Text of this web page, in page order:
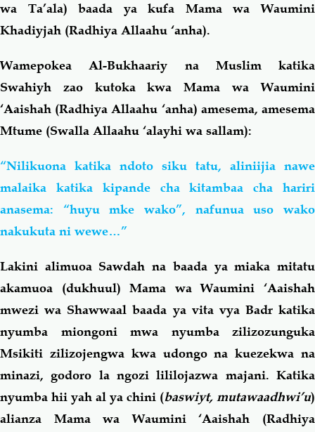
wa Ta’ala) baada ya kufa Mama wa Waumini
Khadiyjah (Radhiya Allaahu ‘anha).
Wamepokea Al-Bukhaariy na Muslim katika
Swahiyh zao kutoka kwa Mama wa Waumini
‘Aaishah (Radhiya Allaahu ‘anha) amesema, amesema
Mtume (Swalla Allaahu ‘alayhi wa sallam):
“Nilikuona katika ndoto siku tatu, aliniijia nawe
malaika katika kipande cha kitambaa cha hariri
anasema: “huyu mke wako”, nafunua uso wako
nakukuta ni wewe…”
Lakini alimuoa Sawdah na baada ya miaka mitatu
akamuoa (dukhuul) Mama wa Waumini ‘Aaishah
mwezi wa Shawwaal baada ya vita vya Badr katika
nyumba miongoni mwa nyumba zilizozunguka
Msikiti zilizojengwa kwa udongo na kuezekwa na
minazi, godoro la ngozi lililojazwa majani. Katika
nyumba hii yah al ya chini (baswiyt, mutawaadhwi’u)
alianza Mama wa Waumini ‘Aaishah (Radhiya